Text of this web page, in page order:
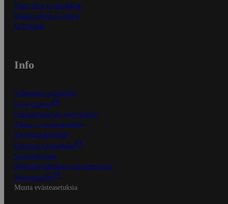
Näin tilaat ja muokkaat
Kaikki ohjeet ja vinkit
In English
Info
S-Business yrityksille
Oiva-raportit
Osuuskauppojen yhteystiedot
Tilaus- ja toimitusehdot
Tietosuojakäytäntö
Palvelun käyttöehdot
Saavutettavuus
Mobiilisovelluksen saavutettavuus
Mainostajalle
Muuta evästeasetuksia